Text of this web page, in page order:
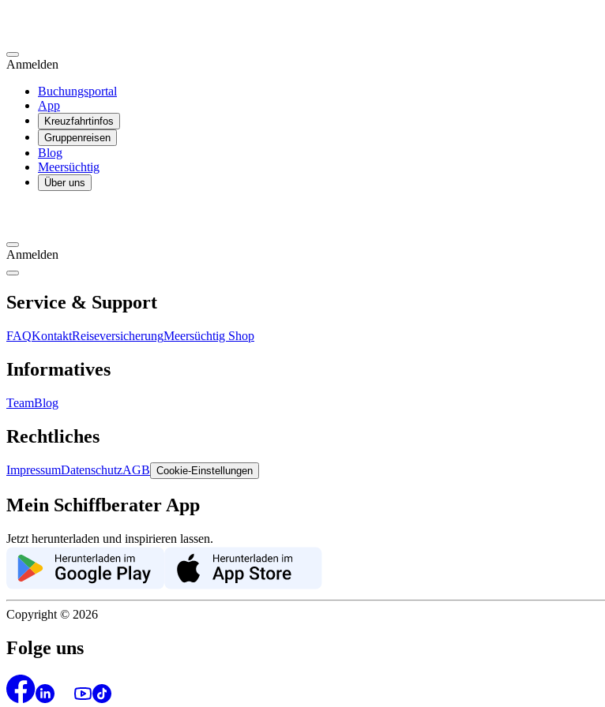
Anmelden
Buchungsportal
App
Kreuzfahrtinfos
Gruppenreisen
Blog
Meersüchtig
Über uns
Anmelden
Service & Support
FAQKontaktReiseversicherungMeersüchtig Shop
Informatives
TeamBlog
Rechtliches
ImpressumDatenschutzAGB Cookie-Einstellungen
Mein Schiffberater App
Jetzt herunterladen und inspirieren lassen.
Copyright © 2026
Folge uns